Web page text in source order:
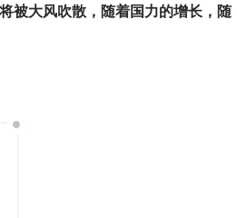
被大风吹散，随着国力的增长，随